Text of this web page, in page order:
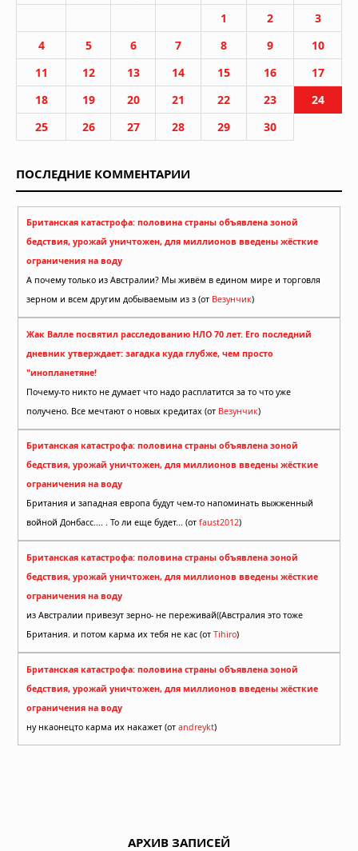
1 2
3
4
5 6 7 8 9
10
11
12 13 14 15 16
17
18
19 20 21 22 23
24
25
26 27 28 29 30
ПОСЛЕДНИЕ КОММЕНТАРИИ
Британская катастрофа: половина страны объявлена зоной
бедствия, урожай уничтожен, для миллионов введены жёсткие
ограничения на воду
А почему только из Австралии? Мы живём в едином мире и торговля
зерном и всем другим добываемым из з (от Везунчик)
Жак Валле посвятил расследованию НЛО 70 лет. Его последний
дневник утверждает: загадка куда глубже, чем просто
"инопланетяне!
Почему-то никто не думает что надо расплатится за то что уже
получено. Все мечтают о новых кредитах (от Везунчик)
Британская катастрофа: половина страны объявлена зоной
бедствия, урожай уничтожен, для миллионов введены жёсткие
ограничения на воду
Британия и западная европа будут чем-то напоминать выжженный
войной Донбасс.... . То ли еще будет... (от faust2012)
Британская катастрофа: половина страны объявлена зоной
бедствия, урожай уничтожен, для миллионов введены жёсткие
ограничения на воду
из Австралии привезут зерно- не переживай((Австралия это тоже
Британия. и потом карма их тебя не кас (от Tihiro)
Британская катастрофа: половина страны объявлена зоной
бедствия, урожай уничтожен, для миллионов введены жёсткие
ограничения на воду
ну нкаонецто карма их накажет (от andreykt)
АРХИВ ЗАПИСЕЙ